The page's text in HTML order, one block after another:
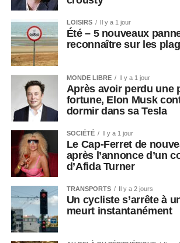
LOISIRS Il y a 1 jour
Été – 5 nouveaux
reconnaître sur les
MONDE LIBRE Il y a 1 jour
Après avoir perdu une
fortune, Elon Musk
dormir dans sa Tesla
SOCIÉTÉ Il y a 1 jour
Le Cap-Ferret de
après l’annonce d’un
d’Afida Turner
TRANSPORTS Il y a 2 jours
Un cycliste s’arrête à
meurt instantanément